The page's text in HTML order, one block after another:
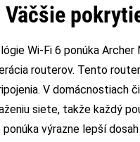
Väčšie
Wi-Fi 6 ponúka
routerov. Tento
V
siete, takže každý
výrazne lepší